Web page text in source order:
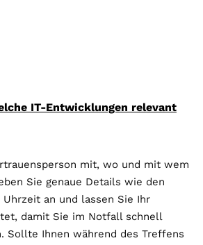
IT-Entwicklungen relevant
mit, wo und mit wem
Sie genaue Details wie den
an und lassen Sie Ihr
damit Sie im Notfall schnell
Sollte Ihnen während des Treffens